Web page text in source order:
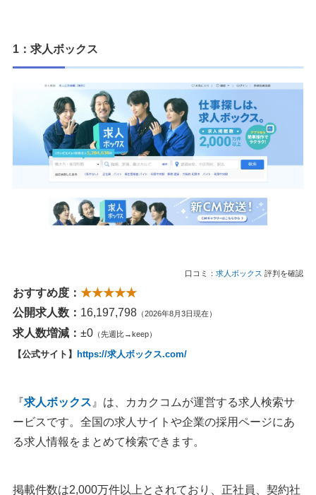
1：求人ボックス
口コミ： 求人ボックス 評判を確認
おすすめ度： ★★★★★
公開求人数： 16,197,798 （2026年8月3日現在）
求人数増減： ±0 （先週比→keep）
【公式サイト】 https://求人ボックス.com/
『求人ボックス 』は、カカクコムが運営する求人検索サ
ービスです。全国の求人サイトや企業の採用ページにあ
る求人情報をまとめて検索できます。
掲載件数は2,000万件以上とされており、正社員、契約社